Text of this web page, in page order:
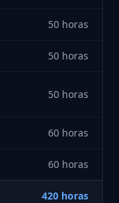
50 horas
50 horas
50 horas
60 horas
60 horas
420 horas